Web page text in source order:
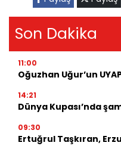
Son Dakika
11:00
Oğuzhan Uğur’un
14:21
Dünya Kupası’nda
09:30
Ertuğrul Taşkıran,